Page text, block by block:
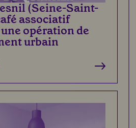
(Seine-Saint-
associatif
opération de
urbain